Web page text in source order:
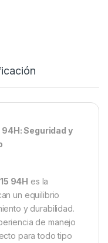
Seguridad y
94H es la
un equilibrio
y durabilidad.
de manejo
para todo tipo